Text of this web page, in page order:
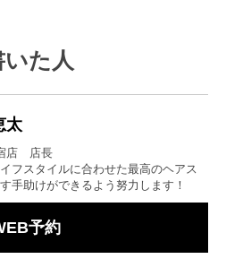
た人
太
店 店長
フスタイルに合わせた最高のヘアス
手助けができるよう努力します！
予約